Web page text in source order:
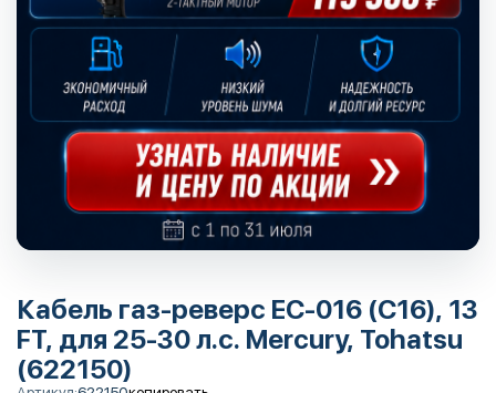
Кабель газ-реверс EC-016 (C16), 13
FT, для 25-30 л.с. Mercury, Tohatsu
(622150)